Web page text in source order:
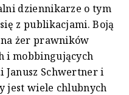
dziennikarze o tym
z publikacjami. Boją
żer prawników
i mobbingujących
Schwertner i
jest wiele chlubnych